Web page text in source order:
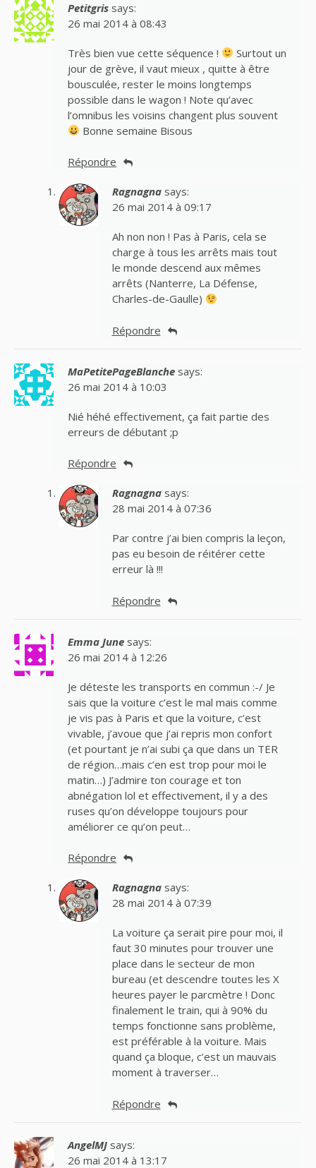
Petitgris says:
26 mai 2014 à 08:43
Très bien vue cette séquence !
Surtout un
jour de grève, il vaut mieux , quitte à être
bousculée, rester le moins longtemps
possible dans le wagon ! Note qu’avec
l’omnibus les voisins changent plus souvent
Bonne semaine Bisous
Répondre
Ragnagna says:
26 mai 2014 à 09:17
Ah non non ! Pas à Paris, cela se
charge à tous les arrêts mais tout
le monde descend aux mêmes
arrêts (Nanterre, La Défense,
Charles-de-Gaulle)
Répondre
MaPetitePageBlanche says:
26 mai 2014 à 10:03
Nié héhé effectivement, ça fait partie des
erreurs de débutant ;p
Répondre
Ragnagna says:
28 mai 2014 à 07:36
Par contre j’ai bien compris la leçon,
pas eu besoin de réitérer cette
erreur là !!!
Répondre
Emma June says:
26 mai 2014 à 12:26
Je déteste les transports en commun :-/ Je
sais que la voiture c’est le mal mais comme
je vis pas à Paris et que la voiture, c’est
vivable, j’avoue que j’ai repris mon confort
(et pourtant je n’ai subi ça que dans un TER
de région…mais c’en est trop pour moi le
matin…) J’admire ton courage et ton
abnégation lol et effectivement, il y a des
ruses qu’on développe toujours pour
améliorer ce qu’on peut…
Répondre
Ragnagna says:
28 mai 2014 à 07:39
La voiture ça serait pire pour moi, il
faut 30 minutes pour trouver une
place dans le secteur de mon
bureau (et descendre toutes les X
heures payer le parcmètre ! Donc
finalement le train, qui à 90% du
temps fonctionne sans problème,
est préférable à la voiture. Mais
quand ça bloque, c’est un mauvais
moment à traverser…
Répondre
AngelMJ says:
26 mai 2014 à 13:17